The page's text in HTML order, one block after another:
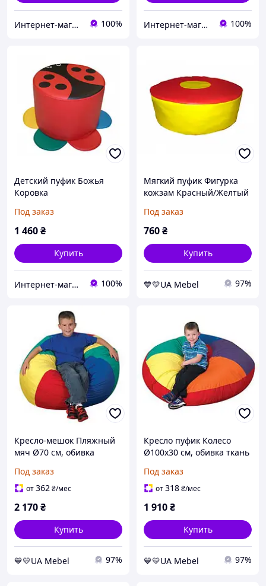
Интернет-магазин SPORTUM 100% Интернет-магазин SPORTUM 100%
Детский пуфик Божья
Коровка
Под заказ
1 460₴
Купить
Интернет-магазин SPORTUM 100%
Мягкий пуфик Фигурка
кожзам Красный/Желтый
Под заказ
760₴
Купить
💙💛UA Mebel 97%
Кресло-мешок Пляжный
мяч Ø70 см, обивка
(Тia-sport ТМ)
Под заказ
от362₴/мес
2 170₴
Купить
💙💛UA Mebel 97%
Кресло пуфик Колесо
Ø100х30 см, обивка ткань
(Тia-sport ТМ)
Под заказ
от318₴/мес
1 910₴
Купить
💙💛UA Mebel 97%